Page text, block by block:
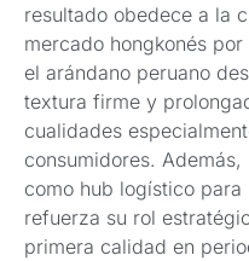
resultado obedece a la
mercado hongkonés
el arándano peruano
textura firme y
cualidades
consumidores.
como hub logístico
refuerza su rol
primera calidad en